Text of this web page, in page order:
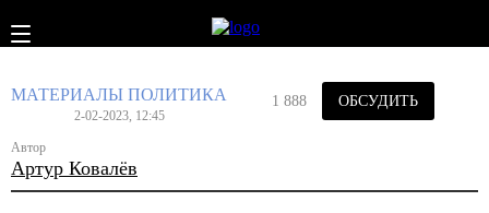
МАТЕРИАЛЫ ПОЛИТИКА
2-02-2023, 12:45
Автор
Артур Ковалёв
1 888 ОБСУДИТЬ